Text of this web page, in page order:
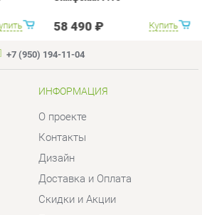
Контакты
Дизайн
Доставка и Оплата
Скидки и Акции